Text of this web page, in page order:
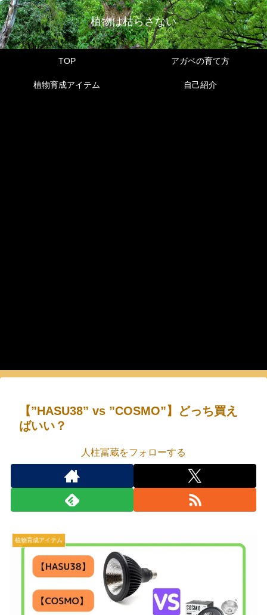
植物は枯らさない
TOP アガベの育て方
植物育成アイテム 自己紹介
【”HASU38” vs ”COSMO”】どっち買え
ばいい？
人柱冨蔵をフォローする
植物育成アイテム